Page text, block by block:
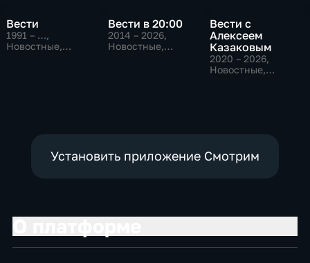
Вести
1991 – …,
Новостные,
Вести в 20:00
2014 – 2026,
Новостные,
Вести с
Алексеем
Казаковым
2020 – 2026,
Новостные,
Установить приложение Смотрим